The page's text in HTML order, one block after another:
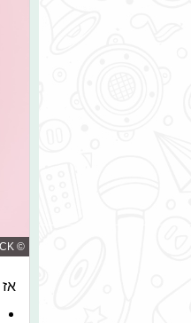
© ADOBESTOCK